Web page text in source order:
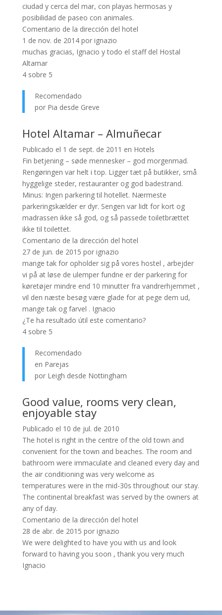
ciudad y cerca del mar, con playas hermosas y
posibilidad de paseo con animales.
Comentario de la dirección del hotel
1 de nov. de 2014 por ignazio
muchas gracias, Ignacio y todo el staff del Hostal
Altamar
4 sobre 5
Recomendado
por Pia desde Greve
Hotel Altamar – Almuñecar
Publicado el 1 de sept. de 2011 en Hotels
Fin betjening – søde mennesker – god morgenmad.
Rengøringen var helt i top. Ligger tæt på butikker, små
hyggelige steder, restauranter og god badestrand.
Minus: Ingen parkering til hotellet. Nærmeste
parkeringskælder er dyr. Sengen var lidt for kort og
madrassen ikke så god, og så passede toiletbrættet
ikke til toilettet.
Comentario de la dirección del hotel
27 de jun. de 2015 por ignazio
mange tak for opholder sig på vores hostel , arbejder
vi på at løse de ulemper fundne er der parkering for
køretøjer mindre end 10 minutter fra vandrerhjemmet ,
vil den næste besøg være glade for at pege dem ud,
mange tak og farvel . Ignacio
¿Te ha resultado útil este comentario?
4 sobre 5
Recomendado
en Parejas
por Leigh desde Nottingham
Good value, rooms very clean,
enjoyable stay
Publicado el 10 de jul. de 2010
The hotel is right in the centre of the old town and
convenient for the town and beaches. The room and
bathroom were immaculate and cleaned every day and
the air conditioning was very welcome as
temperatures were in the mid-30s throughout our stay.
The continental breakfast was served by the owners at
any of day.
Comentario de la dirección del hotel
28 de abr. de 2015 por ignazio
We were delighted to have you with us and look
forward to having you soon , thank you very much
Ignacio